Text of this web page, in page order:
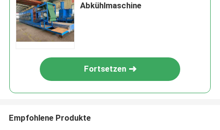
Abkühlmaschine
Fortsetzen
Empfohlene Produkte